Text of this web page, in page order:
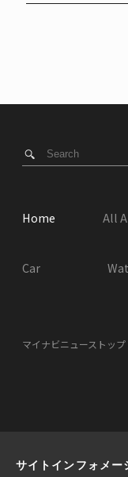
Home All
Car
マイナビニューストップ
サイトインフォメー